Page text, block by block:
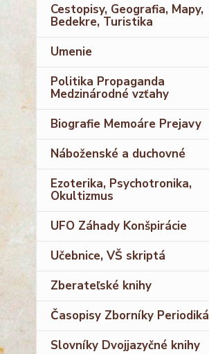
Cestopisy, Geografia, Mapy,
Bedekre, Turistika
Umenie
Politika Propaganda
Medzinárodné vzťahy
Biografie Memoáre Prejavy
Náboženské a duchovné
Ezoterika, Psychotronika,
Okultizmus
UFO Záhady Konšpirácie
Učebnice, VŠ skriptá
Zberateľské knihy
Časopisy Zborníky Periodiká
Slovníky Dvojjazyčné knihy